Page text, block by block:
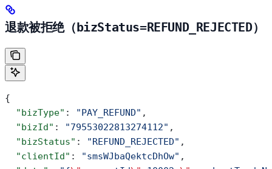
退款被拒绝（bizStatus=REFUND_REJECTED）
{
  "bizType"
: "PAY_REFUND" ,
  "bizId"
: "79553022813274112" ,
  "bizStatus"
: "REFUND_REJECTED" ,
  "clientId"
: "smsWJbaQektcDhOw" ,